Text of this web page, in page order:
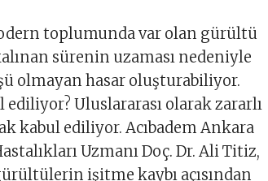
toplumunda var olan gürültü
sürenin uzaması nedeniyle
olmayan hasar oluşturabiliyor.
Uluslararası olarak zararlı
kabul ediliyor. Acıbadem Ankara
Uzmanı Doç. Dr. Ali Titiz,
işitme kaybı açısından